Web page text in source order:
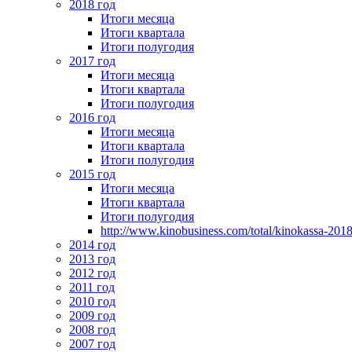
2018 год
Итоги месяца
Итоги квартала
Итоги полугодия
2017 год
Итоги месяца
Итоги квартала
Итоги полугодия
2016 год
Итоги месяца
Итоги квартала
Итоги полугодия
2015 год
Итоги месяца
Итоги квартала
Итоги полугодия
http://www.kinobusiness.com/total/kinokassa-
2014 год
2013 год
2012 год
2011 год
2010 год
2009 год
2008 год
2007 год